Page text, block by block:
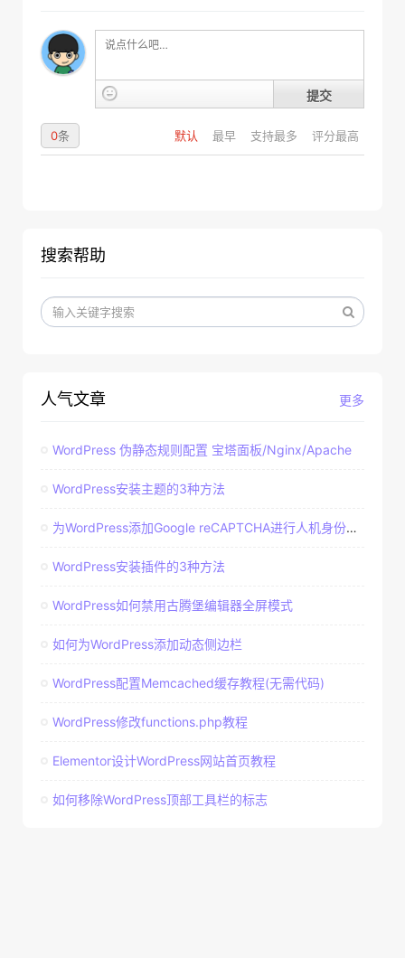
提交
默认 最早 支持最多 评分最高
0条
搜索帮助
更多
人气文章
WordPress 伪静态规则配置 宝塔面板/Nginx/Apache
WordPress安装主题的3种方法
为WordPress添加Google reCAPTCHA进行人机身份验证
WordPress安装插件的3种方法
WordPress如何禁用古腾堡编辑器全屏模式
如何为WordPress添加动态侧边栏
WordPress配置Memcached缓存教程(无需代码)
WordPress修改functions.php教程
Elementor设计WordPress网站首页教程
如何移除WordPress顶部工具栏的标志